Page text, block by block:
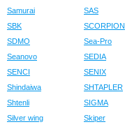
Samurai
SAS
SBK
SCORPION
SDMO
Sea-Pro
Seanovo
SEDIA
SENCI
SENIX
Shindaiwa
SHTAPLER
Shtenli
SIGMA
Silver wing
Skiper